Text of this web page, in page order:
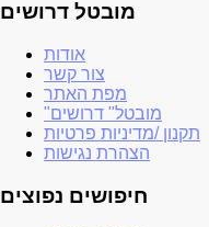
מובטל דרושים
אודות
צור קשר
מפת האתר
"מובטל" דרושים
תקנון /מדיניות פרטיות
הצהרת נגישות
חיפושים נפוצים